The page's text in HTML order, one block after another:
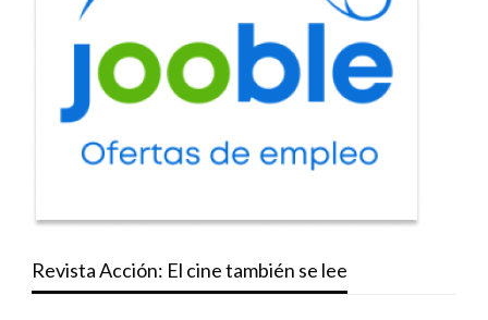
Revista Acción: El cine también se lee